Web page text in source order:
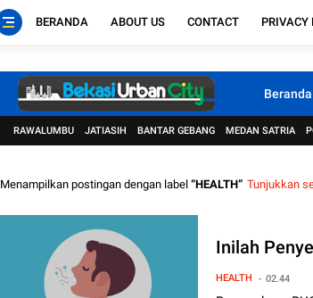
BERANDA ABOUT US CONTACT PRIVACY
Beranda
RAWALUMBU JATIASIH BANTAR GEBANG MEDAN SATRIA
Menampilkan postingan dengan label HEALTH Tunjukkan
Inilah
HEALTH 02.44